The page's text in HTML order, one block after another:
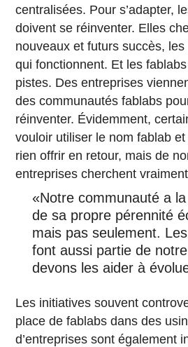
centralisées. Pour s’adapter,
doivent se réinventer. Elles
nouveaux et futurs succès,
qui fonctionnent. Et les
pistes. Des entreprises
des communautés fablabs
réinventer. Évidemment,
vouloir utiliser le nom fablab
rien offrir en retour, mais de
entreprises cherchent
«Notre communauté a
de sa propre pérennité
mais pas seulement.
font aussi partie de
devons les aider à
Les initiatives souvent
place de fablabs dans des
d’entreprises sont également